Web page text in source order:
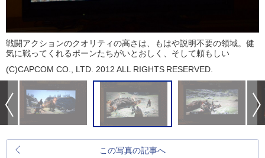
戦闘アクションのクオリティの高さは、もはや説明不要の領域。健
気に戦ってくれるポーンたちがいとおしく、そして頼もしい
(C)CAPCOM CO., LTD. 2012 ALL RIGHTS RESERVED.
この写真の記事へ